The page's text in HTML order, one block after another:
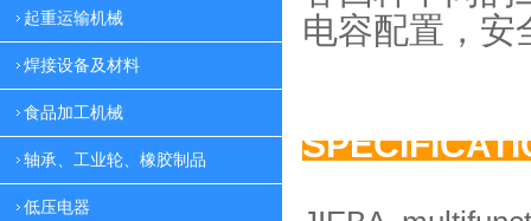
起重运输机械
焊接设备及材料
食品加工机械
轴承、工业轮、橡胶制品
低压电器
电容配置， 安